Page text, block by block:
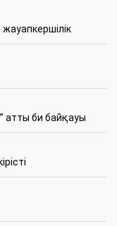
жауапкершілік
атты би байқауы